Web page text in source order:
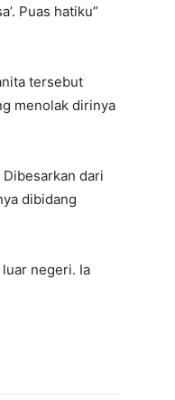
Puas hatiku”
tersebut
menolak dirinya
dari
dibidang
negeri. Ia